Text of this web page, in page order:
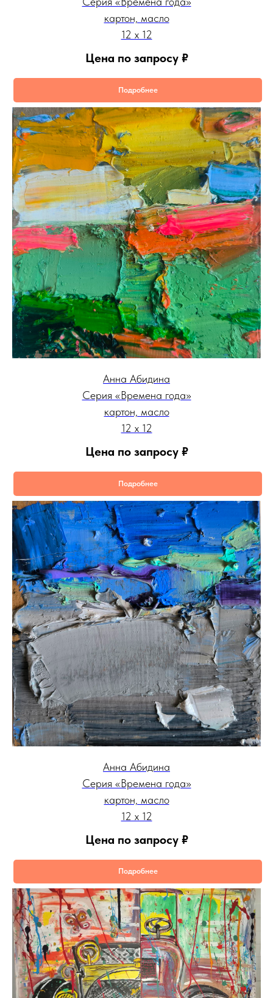
картон, масло
12 х 12
Цена по запросу ₽
Подробнее
Анна Абидина
Серия «Времена года»
картон, масло
12 х 12
Цена по запросу ₽
Подробнее
Анна Абидина
Серия «Времена года»
картон, масло
12 х 12
Цена по запросу ₽
Подробнее